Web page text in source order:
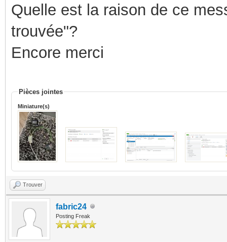
Quelle est la raison de ce
trouvée"?
Encore merci
Pièces jointes
Miniature(s)
Trouver
fabric24
Posting Freak